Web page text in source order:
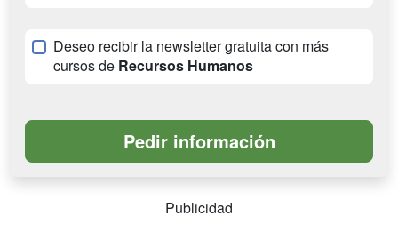
Deseo recibir la newsletter gratuita con más
cursos de Recursos Humanos
Publicidad